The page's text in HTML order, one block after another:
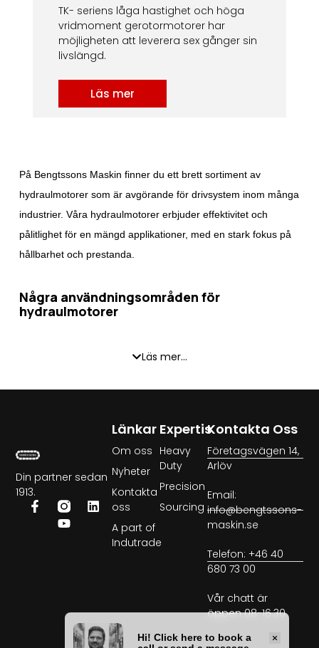
TK- seriens låga hastighet och höga
vridmoment gerotormotorer har
möjligheten att leverera sex gånger sin
livslängd.
Läs mer
På Bengtssons Maskin finner du ett brett sortiment av
hydraulmotorer som är avgörande för drivsystem inom många
industrier. Våra hydraulmotorer erbjuder effektivitet och
pålitlighet för en mängd applikationer, med en stark fokus på
hållbarhet och prestanda.
Några användningsområden för
hydraulmotorer
automation och maskinbyggnad, där de driver olika
andra lantbruksmaskiner, vilket optimerar arbetsflöden
Inom marina applikationer bidrar hydraulmotorer till drift
av allt från styrningssystem till lyftmekanismer på fartyg
och i hamnar, vilket säkerställer smidig operation och
För förnybar energi, såsom vindkraftverk, är
och maximera energiproduktionen baserat på
vindförhållanden.
Inom bygg och anläggning underlättar de kraftfulla och
Läs mer...
Din partner sedan
1913.
Expertis
Heavy
Duty
Precision
Sourcing
Länkar
Om oss
Nyheter
Kontakta
oss
A part of
Indutrade
Kontakta Oss
Företagsvägen 14,
Arlöv
Email:
info@bengtssons-
maskin.se
Telefon: +46 40
680 73 00
Vår chatt är
öppen 08-16.30